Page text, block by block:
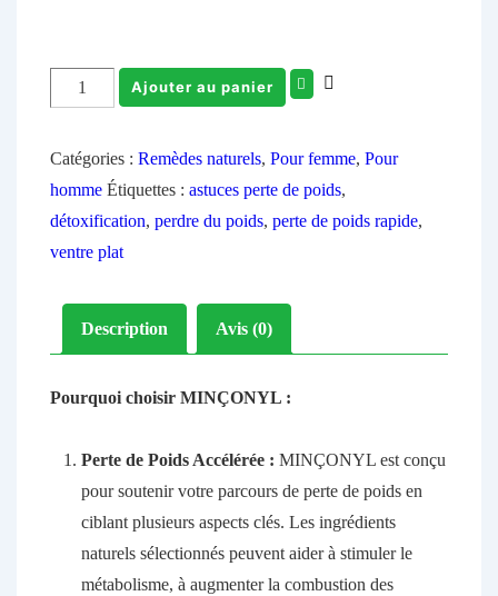
Ajouter au panier
Catégories : Remèdes naturels, Pour femme, Pour
homme Étiquettes : astuces perte de poids,
détoxification, perdre du poids, perte de poids rapide,
ventre plat
Description Avis (0)
Pourquoi choisir MINÇONYL :
Perte de Poids Accélérée : MINÇONYL est conçu
pour soutenir votre parcours de perte de poids en
ciblant plusieurs aspects clés. Les ingrédients
naturels sélectionnés peuvent aider à stimuler le
métabolisme, à augmenter la combustion des